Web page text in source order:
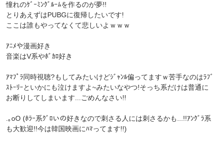
憧れのｹﾞｰﾐﾝｸﾞﾙｰﾑを作るのが夢!!
とりあえずはPUBGに復帰したいです!
ここは誰もやってなくて悲しいよｗｗｗ
ｱﾆﾒや漫画好き
音楽はV系やﾎﾞｶﾛ好き
ｱﾏﾌﾟﾗ同時視聴?もしてみたいけどｼﾞｬﾝﾙ偏ってますｗ苦手なのはﾗﾌﾞ
ｽﾄｰﾘｰといかにも泣けますよ~みたいなやつ!そっち系だけは普通に
お断りしてしまいます...ごめんなさい!!
.｡oO (ﾎﾗｰ系ｸﾞﾛいの好きなので刺さる人には刺さるかも...!!ｱﾝｸﾞﾗ系
も大歓迎!!今は韓国映画にﾊﾏってます!!)